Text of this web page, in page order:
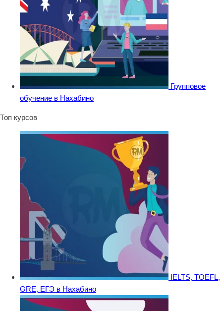
Групповое
обучение в Нахабино
Топ курсов
IELTS, TOEFL,
GRE, ЕГЭ в Нахабино